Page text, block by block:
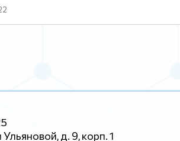
д. 9, корп. 1